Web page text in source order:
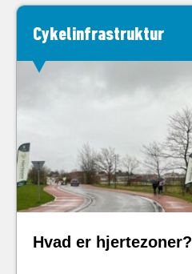
Cykelinfrastruktur
Hvad er hjertezoner?